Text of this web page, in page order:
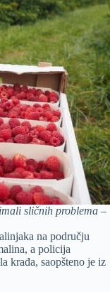
sličnih problema –
na području
a policija
krađa, saopšteno je iz